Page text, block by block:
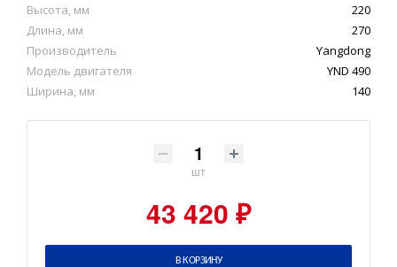
Высота, мм
220
Длина, мм
270
Производитель
Yangdong
Модель двигателя
YND 490
Ширина, мм
140
шт
43 420 ₽
В КОРЗИНУ